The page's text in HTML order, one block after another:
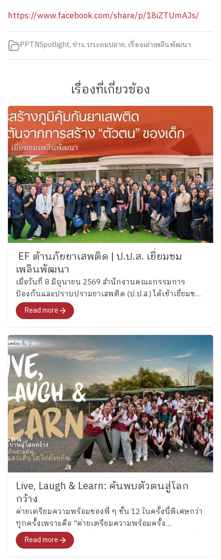
https://www.facebook.com/share/p/18iZTUmAJs/
PPTNSpotlight,ข่าว, ประถมปลาย, เรื่องเล่าเพลินพัฒนา
เรื่องที่เกี่ยวข้อง
EF ต้านภัยยาเสพติด | ป.ป.ส. เยี่ยมชม
เพลินพัฒนา
เมื่อวันที่ 8 มิถุนายน 2569 สำนักงานคณะกรรมการ
ป้องกันและปราบปรามยาเสพติด (ป.ป.ส.) ได้เข้าเยี่ยมชม
และศึกษากระบวนการพัฒนาทักษะสมองเพื่อการจัดการ
ชีวิต (Executive Functions : EF) ของโรงเรียนเพลิน
Read more
Live, Laugh & Learn: ค้นพบตัวตนสู่โลก
กว้าง
ค่ายเตรียมความพร้อมของพี่ ๆ ชั้น 12 ในครั้งนี้พิเศษกว่า
ทุกครั้งเพราะคือ "ค่ายเตรียมความพร้อมครั้ง
สุดท้าย"สำหรับอนาคตที่พวกเขากำลังจะก้าวไปเผชิญที่
จะพาทุกคนไปสำรวจอารมณ์ ความรู้สึก และค้นหาคำ
Read more